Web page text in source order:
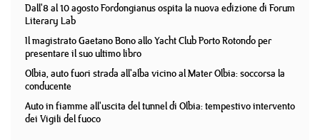
Dall'8 al 10 agosto Fordongianus ospita la nuova edizione di Forum
Literary Lab
Il magistrato Gaetano Bono allo Yacht Club Porto Rotondo per
presentare il suo ultimo libro
Olbia, auto fuori strada all'alba vicino al Mater Olbia: soccorsa la
conducente
Auto in fiamme all'uscita del tunnel di Olbia: tempestivo intervento
dei Vigili del fuoco